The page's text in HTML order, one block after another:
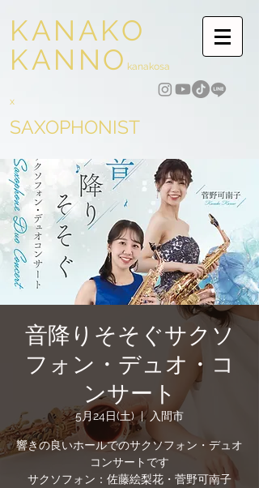
KANAKO
KANNO kanakosa
x
SAXOPHONIST
音降りそそぐサクソ
フォン・デュオ・コ
ンサート
5月24日(土)
  |
入間市
響きの良いホールでのサクソフォン・デュオ
コンサートです
サクソフォン：佐藤絵梨花・菅野可南子